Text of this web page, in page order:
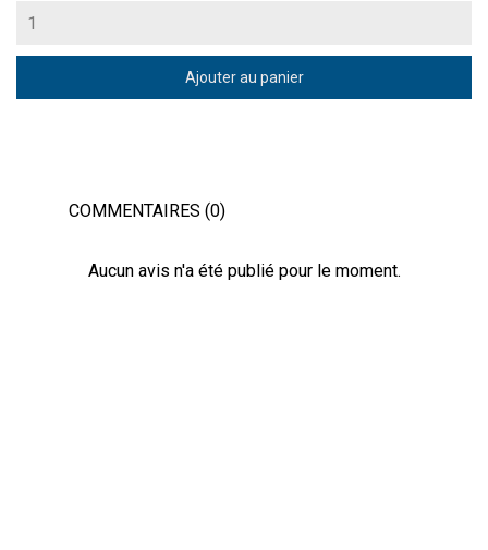
Ajouter au panier
COMMENTAIRES (0)
Aucun avis n'a été publié pour le moment.